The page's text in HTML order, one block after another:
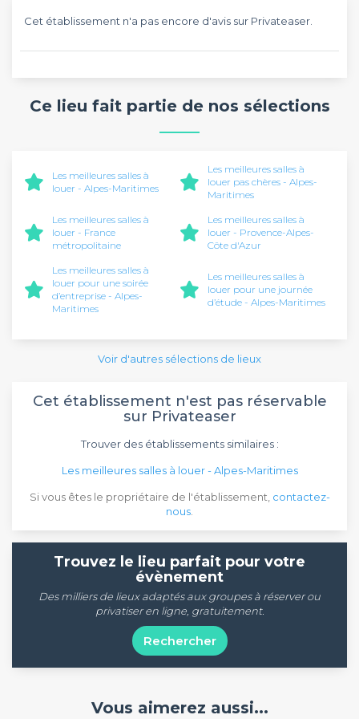
Cet établissement n'a pas encore d'avis sur Privateaser.
Ce lieu fait partie de nos sélections
Les meilleures salles à
louer - Alpes-Maritimes
Les meilleures salles à
louer pas chères - Alpes-
Maritimes
Les meilleures salles à
louer - France
métropolitaine
Les meilleures salles à
louer - Provence-Alpes-
Côte d'Azur
Les meilleures salles à
louer pour une soirée
d’entreprise - Alpes-
Maritimes
Les meilleures salles à
louer pour une journée
d’étude - Alpes-Maritimes
Voir d'autres sélections de lieux
Cet établissement n'est pas réservable
sur Privateaser
Trouver des établissements similaires :
Les meilleures salles à louer - Alpes-Maritimes
Si vous êtes le propriétaire de l'établissement, contactez-
nous
Trouvez le lieu parfait pour votre
évènement
Des milliers de lieux adaptés aux groupes à réserver ou
privatiser en ligne, gratuitement.
Rechercher
Vous aimerez aussi...